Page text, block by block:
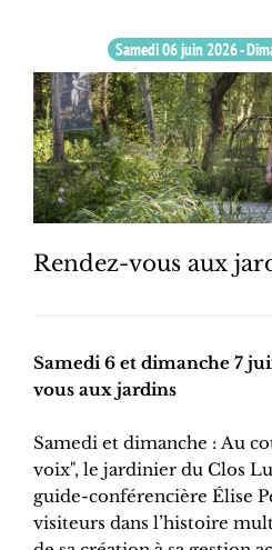
Samedi 06 juin 2026-
Rendez-vous aux
Samedi 6 et dimanche 7
vous aux jardins
Samedi et dimanche : Au
voix", le jardinier du Clos
guide-conférencière Élise
visiteurs dans l’histoire